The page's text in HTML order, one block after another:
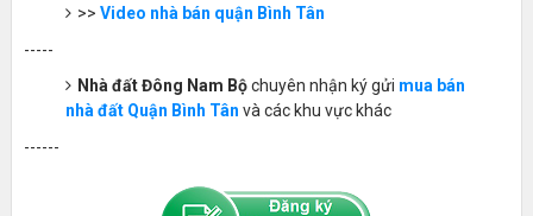
>> Video nhà bán quận Bình Tân
-----
Nhà đất Đông Nam Bộchuyên nhận ký gửi mua bán
nhà đất Quận Bình Tân và các khu vực khác
------